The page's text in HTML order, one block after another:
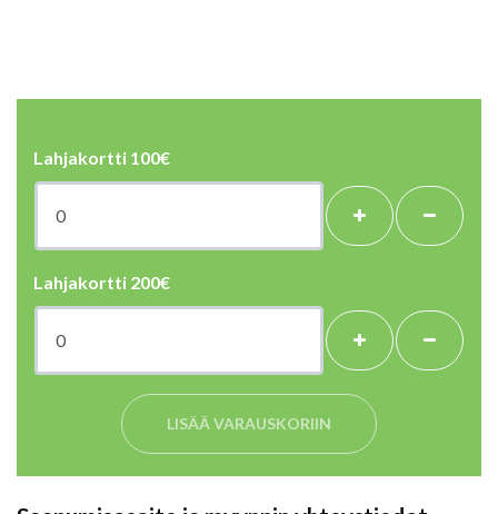
Lahjakortti 100€
Lahjakortti 200€
LISÄÄ VARAUSKORIIN